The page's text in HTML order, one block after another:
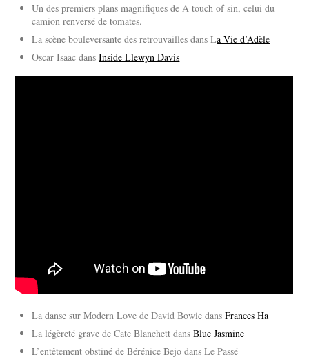
Un des premiers plans magnifiques de A touch of sin, celui du
camion renversé de tomates.
La scène bouleversante des retrouvailles dans La Vie d’Adèle
Oscar Isaac dansInside Llewyn Davis
La danse sur Modern Love de David Bowie dansFrances Ha
La légèreté grave de Cate Blanchett dansBlue Jasmine
L’entêtement obstiné de Bérénice Bejo dans Le Passé